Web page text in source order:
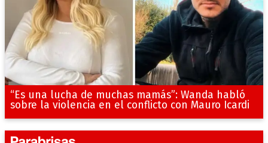
“Es una lucha de muchas mamás”: Wanda habló
sobre la violencia en el conflicto con Mauro Icardi